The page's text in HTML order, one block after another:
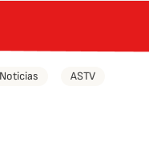
Noticias ASTV